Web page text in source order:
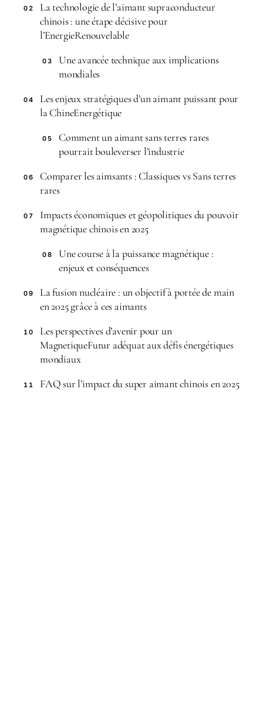
02
La technologie de l’aimant supraconducteur
chinois : une étape décisive pour
l’EnergieRenouvelable
03
Une avancée technique aux implications
mondiales
04
Les enjeux stratégiques d’un aimant puissant pour
la ChineEnergétique
05
Comment un aimant sans terres rares
pourrait bouleverser l’industrie
06
Comparer les aimsants : Classiques vs Sans terres
rares
07
Impacts économiques et géopolitiques du pouvoir
magnétique chinois en 2025
08
Une course à la puissance magnétique :
enjeux et conséquences
09
La fusion nucléaire : un objectif à portée de main
en 2025 grâce à ces aimants
10
Les perspectives d’avenir pour un
MagnetiqueFutur adéquat aux défis énergétiques
mondiaux
11 FAQ sur l’impact du super aimant chinois en 2025